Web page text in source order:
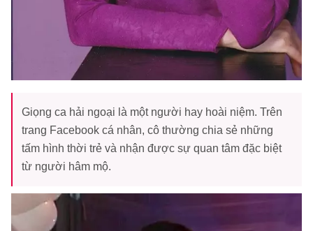
Giọng ca hải ngoại là một người hay hoài niệm. Trên
trang Facebook cá nhân, cô thường chia sẻ những
tấm hình thời trẻ và nhận được sự quan tâm đặc biệt
từ người hâm mộ.